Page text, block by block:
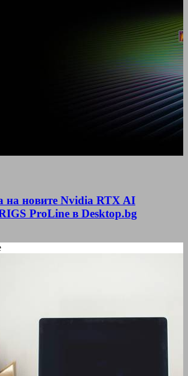
на новите Nvidia RTX AI
ProLine в Desktop.bg